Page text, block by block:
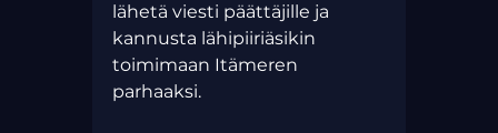
lähetä viesti päättäjille ja
kannusta lähipiiriäsikin
toimimaan Itämeren
parhaaksi.